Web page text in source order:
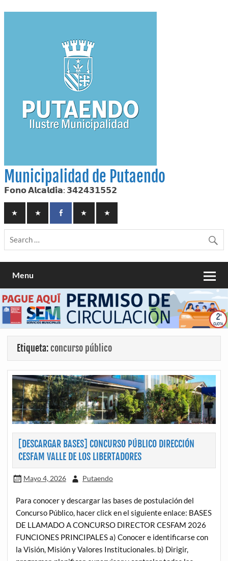
to
Municipalidad de Putaendo
𝗙𝗼𝗻𝗼 𝗔𝗹𝗰𝗮𝗹𝗱𝗶́𝗮: 𝟯𝟰𝟮𝟰𝟯𝟭𝟱𝟱𝟮
Menu
Etiqueta:concurso público
[DESCARGAR BASES] CONCURSO PÚBLICO DIRECCIÓN
CESFAM VALLE DE LOS LIBERTADORES
Mayo 4, 2026 Putaendo
Para conocer y descargar las bases de postulación del
Concurso Público, hacer click en el siguiente enlace: BASES
DE LLAMADO A CONCURSO DIRECTOR CESFAM 2026
FUNCIONES PRINCIPALES a) Conocer e identificarse con
la Visión, Misión y Valores Institucionales. b) Dirigir,